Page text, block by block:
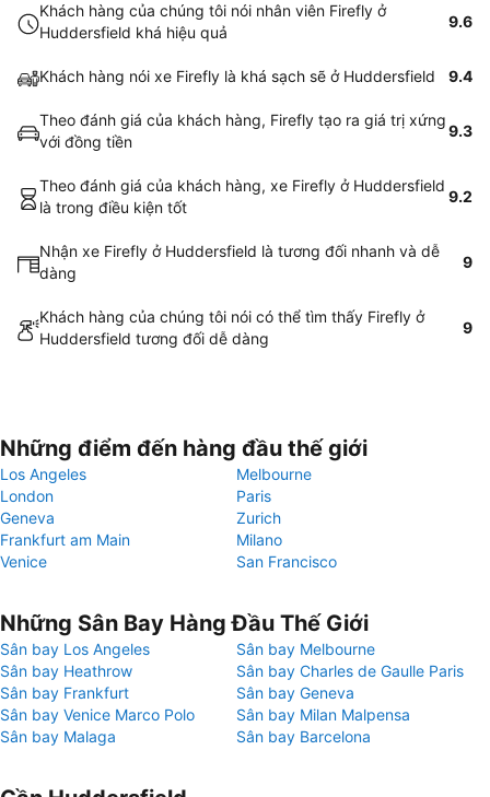
Khách hàng của chúng tôi nói nhân viên Firefly ở
Huddersfield khá hiệu quả
9.6
Khách hàng nói xe Firefly là khá sạch sẽ ở Huddersfield 9.4
Theo đánh giá của khách hàng, Firefly tạo ra giá trị xứng
với đồng tiền
9.3
Theo đánh giá của khách hàng, xe Firefly ở Huddersfield
là trong điều kiện tốt
9.2
Nhận xe Firefly ở Huddersfield là tương đối nhanh và dễ
dàng
9
Khách hàng của chúng tôi nói có thể tìm thấy Firefly ở
Huddersfield tương đối dễ dàng
9
Những điểm đến hàng đầu thế giới
Los Angeles
Melbourne
London
Paris
Geneva
Zurich
Frankfurt am Main
Milano
Venice
San Francisco
Những Sân Bay Hàng Đầu Thế Giới
Sân bay Los Angeles
Sân bay Melbourne
Sân bay Heathrow
Sân bay Charles de Gaulle Paris
Sân bay Frankfurt
Sân bay Geneva
Sân bay Venice Marco Polo
Sân bay Milan Malpensa
Sân bay Malaga
Sân bay Barcelona